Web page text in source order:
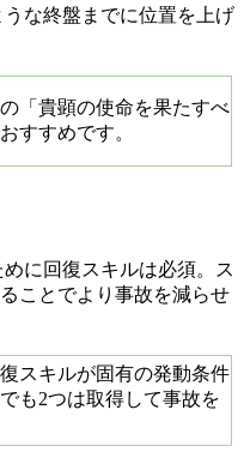
うな終盤までに位置を上げ
「貴顕の使命を果たすべ
すすめです。
に回復スキルは必須。ス
ことでより事故を減らせ
スキルが固有の発動条件
も2つは取得して事故を